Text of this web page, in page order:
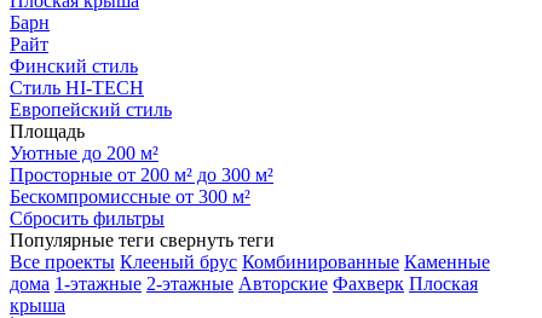
Барн
Райт
Финский стиль
Стиль HI-TECH
Европейский стиль
Площадь
Уютные до 200 м²
Просторные от 200 м² до 300 м²
Бескомпромиссные от 300 м²
Сбросить фильтры
Популярные теги свернуть теги
Все проекты Клееный брус Комбинированные Каменные
дома 1-этажные 2-этажные Авторские Фахверк Плоская
крыша